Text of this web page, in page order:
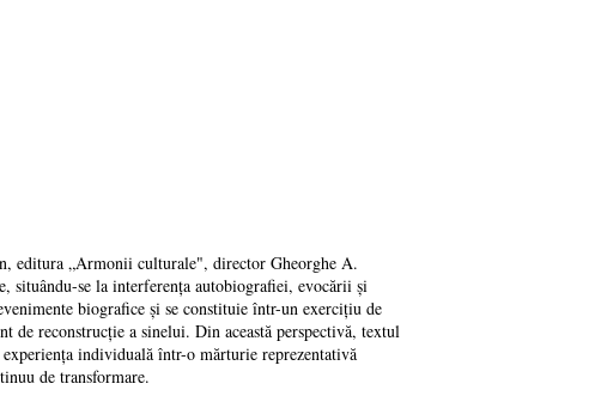
editura „Armonii culturale", director Gheorghe A.
situându-se la interferența autobiografiei, evocării și
biografice și se constituie într-un exercițiu de
de reconstrucție a sinelui. Din această perspectivă, textul
individuală într-o mărturie reprezentativă
de transformare.